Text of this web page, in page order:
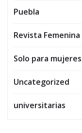
Puebla
Revista Femenina
Solo para mujeres
Uncategorized
universitarias